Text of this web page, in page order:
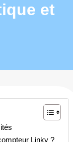
et
Linky ?